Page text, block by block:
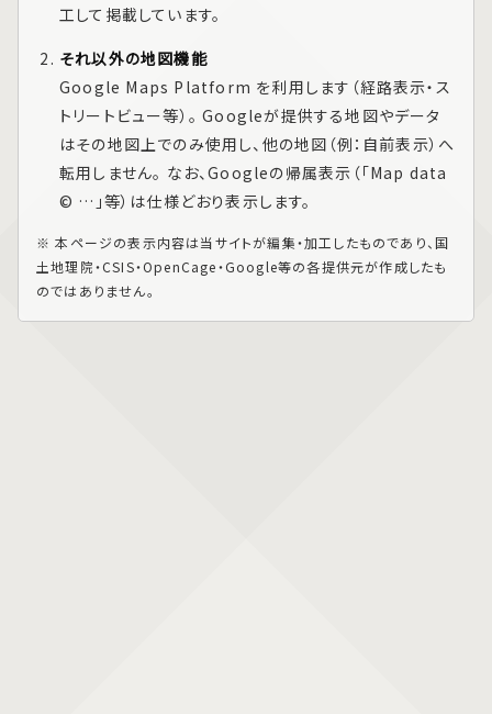
工して掲載しています。
それ以外の地図機能
Google Maps Platform を利用します（経路表示・ス
トリートビュー等）。 Googleが提供する地図やデータ
はその地図上でのみ使用し、他の地図（例：自前表示）へ
転用しません。 なお、Googleの帰属表示（「Map data
© …」等）は仕様どおり表示します。
※ 本ページの表示内容は当サイトが編集・加工したものであり、国
土地理院・CSIS・OpenCage・Google等の各提供元が作成したも
のではありません。